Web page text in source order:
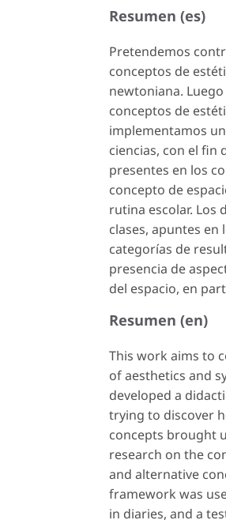
Resumen (es)
Pretendemos
conceptos de
newtoniana.
conceptos de
implementamos
ciencias, con el fin
presentes en los
concepto de
rutina escolar. Los
clases, apuntes
categorías de
presencia de
del espacio, en
Resumen (en)
This work aims to
of aesthetics and
developed a
trying to discover
concepts brought
research on the
and alternative
framework was
in diaries, and a